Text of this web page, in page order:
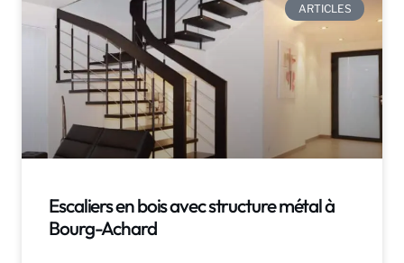
ARTICLES
Escaliers en bois avec structure métal à
Bourg-Achard